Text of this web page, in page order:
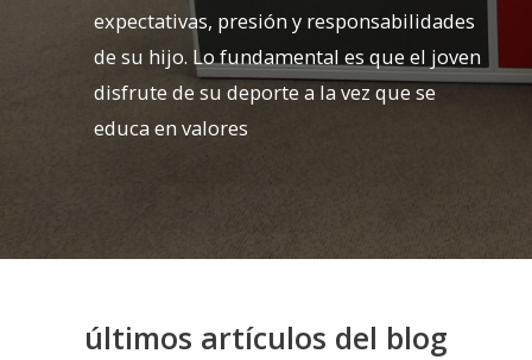
expectativas, presión y responsabilidades
de su hijo. Lo fundamental es que el joven
disfrute de su deporte a la vez que se
educa en valores
últimos artículos del blog